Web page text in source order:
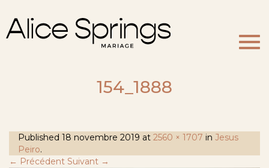
154_1888
Published 18 novembre 2019 at 2560 × 1707 in Jesus
Peiro.
← Précédent Suivant →